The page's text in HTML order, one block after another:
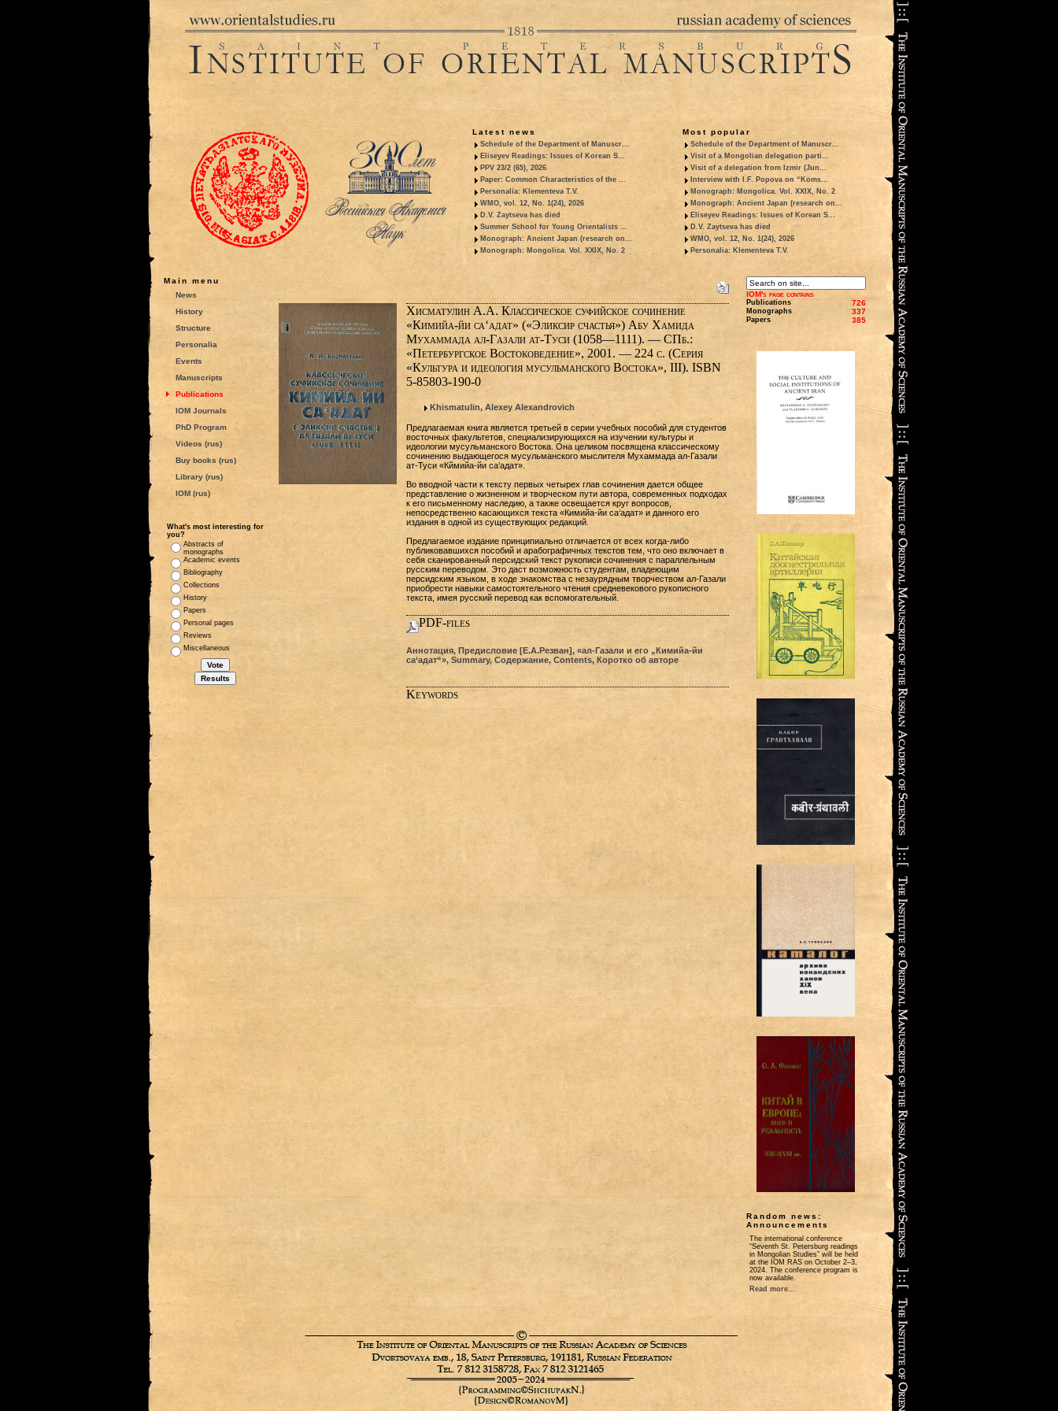
Latest news
Schedule of the Department of Manuscr...
Eliseyev Readings: Issues of Korean S...
PPV 23/2 (65), 2026
Paper: Common Characteristics of the ...
Personalia: Klementeva T.V.
WMO, vol. 12, No. 1(24), 2026
D.V. Zaytseva has died
Summer School for Young Orientalists ...
Monograph: Ancient Japan (research on...
Monograph: Mongolica. Vol. XXIX, No. 2
Most popular
Schedule of the Department of Manuscr...
Visit of a Mongolian delegation parti...
Visit of a delegation from Izmir (Jun...
Interview with I.F. Popova on “Koms...
Monograph: Mongolica. Vol. XXIX, No. 2
Monograph: Ancient Japan (research on...
Eliseyev Readings: Issues of Korean S...
D.V. Zaytseva has died
WMO, vol. 12, No. 1(24), 2026
Personalia: Klementeva T.V.
Main menu
News
History
Structure
Personalia
Events
Manuscripts
Publications
IOM Journals
PhD Program
Videos (rus)
Buy books (rus)
Library (rus)
IOM (rus)
What's most interesting for
you?
Abstracts of
monographs
Academic events
Bibliography
Collections
History
Papers
Personal pages
Reviews
Miscellaneous
Хисматулин А.А. Классическое суфийское сочинение
«Кимийа-йи са‘адат» («Эликсир счастья») Абу Хамида
Мухаммада ал-Газали ат-Туси (1058—1111). — СПб.:
«Петербургское Востоковедение», 2001. — 224 с. (Серия
«Культура и идеология мусульманского Востока», III). ISBN
5-85803-190-0
Khismatulin, Alexey Alexandrovich
Предлагаемая книга является третьей в серии учебных пособий для студентов
восточных факультетов, специализирующихся на изучении культуры и
идеологии мусульманского Востока. Она целиком посвящена классическому
сочинению выдающегося мусульманского мыслителя Мухаммада ал-Газали
ат-Туси «Кймийа-йи са‘адат».
Во вводной части к тексту первых четырех глав сочинения дается общее
представление о жизненном и творческом пути автора, современных подходах
к его письменному наследию, а также освещается круг вопросов,
непосредственно касающихся текста «Кимийа-йи са‘адат» и данного его
издания в одной из существующих редакций.
Предлагаемое издание принципиально отличается от всех когда-либо
публиковавшихся пособий и арабографичных текстов тем, что оно включает в
себя сканированный персидский текст рукописи сочинения с параллельным
русским переводом. Это даст возможность студентам, владеющим
персидским языком, в ходе знакомства с незаурядным творчеством ал-Газали
приобрести навыки самостоятельного чтения средневекового рукописного
текста, имея русский перевод как вспомогательный.
PDF-files
Аннотация, Предисловие [Е.А.Резван], «ал-Газали и его „Кимийа-йи
са‘адат“», Summary, Содержание, Contents, Коротко об авторе
Keywords
IOM's page contains
Publications 726
Monographs 337
Papers 385
Random news:
Announcements
The international conference
“Seventh St. Petersburg readings
in Mongolian Studies” will be held
at the IOM RAS on October 2–3,
2024. The conference program is
now available.
Read more...